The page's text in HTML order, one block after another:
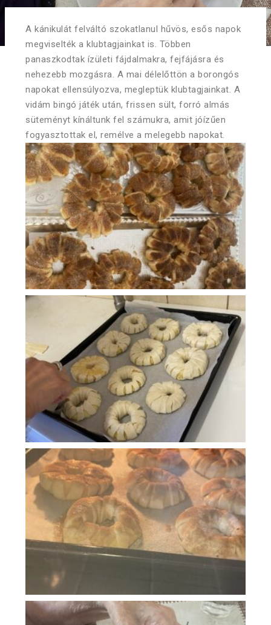
A kánikulát felváltó szokatlanul hűvös, esős napok
megviselték a klubtagjainkat is. Többen
panaszkodtak ízületi fájdalmakra, fejfájásra és
nehezebb mozgásra. A mai délelőttön a borongós
napokat ellensúlyozva, megleptük klubtagjainkat. A
vidám bingó játék után, frissen sült, forró almás
süteményt kínáltunk fel számukra, amit jóízűen
fogyasztottak el, remélve a melegebb napokat.